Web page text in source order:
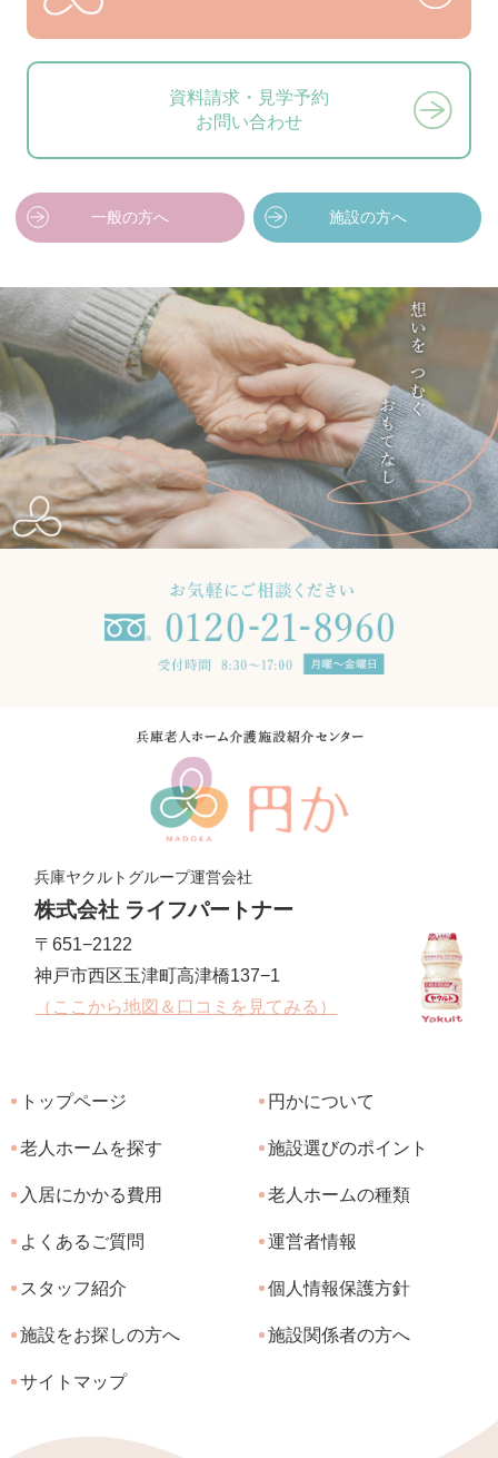
資料請求・見学予約
お問い合わせ
一般の方へ 施設の方へ
兵庫ヤクルトグループ運営会社
株式会社 ライフパートナー
〒651−2122
神戸市西区玉津町高津橋137−1
（ここから地図＆口コミを見てみる）
トップページ 円かについて
老人ホームを探す 施設選びのポイント
入居にかかる費用 老人ホームの種類
よくあるご質問 運営者情報
スタッフ紹介 個人情報保護方針
施設をお探しの方へ 施設関係者の方へ
サイトマップ